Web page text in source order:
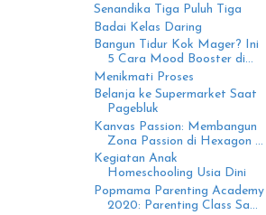
Senandika Tiga Puluh Tiga
Badai Kelas Daring
Bangun Tidur Kok Mager? Ini
5 Cara Mood Booster di...
Menikmati Proses
Belanja ke Supermarket Saat
Pagebluk
Kanvas Passion: Membangun
Zona Passion di Hexagon ...
Kegiatan Anak
Homeschooling Usia Dini
Popmama Parenting Academy
2020: Parenting Class Sa...